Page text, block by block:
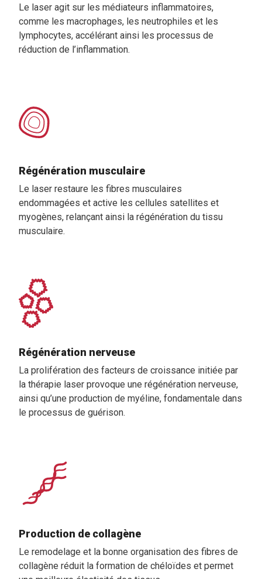
Le laser agit sur les médiateurs inflammatoires,
comme les macrophages, les neutrophiles et les
lymphocytes, accélérant ainsi les processus de
réduction de l’inflammation.
Régénération musculaire
Le laser restaure les fibres musculaires
endommagées et active les cellules satellites et
myogènes, relançant ainsi la régénération du tissu
musculaire.
Régénération nerveuse
La prolifération des facteurs de croissance initiée par
la thérapie laser provoque une régénération nerveuse,
ainsi qu’une production de myéline, fondamentale dans
le processus de guérison.
Production de collagène
Le remodelage et la bonne organisation des fibres de
collagène réduit la formation de chéloïdes et permet